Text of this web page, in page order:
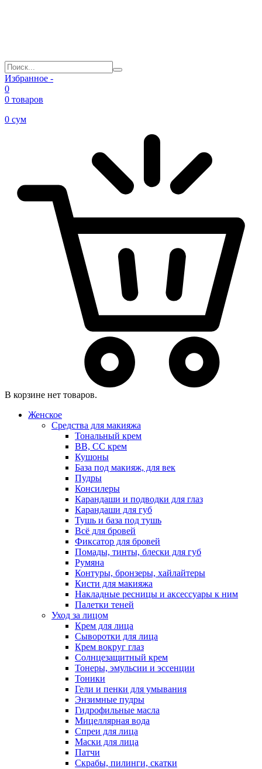
Избранное -
0
0 товаров
0 сум
В корзине нет товаров.
Женское
Средства для макияжа
Тональный крем
BB, CC крем
Кушоны
База под макияж, для век
Пудры
Консилеры
Карандаши и подводки для глаз
Карандаши для губ
Тушь и база под тушь
Всё для бровей
Фиксатор для бровей
Помады, тинты, блески для губ
Румяна
Контуры, бронзеры, хайлайтеры
Кисти для макияжа
Накладные ресницы и аксессуары к ним
Палетки теней
Уход за лицом
Крем для лица
Сыворотки для лица
Крем вокруг глаз
Солнцезащитный крем
Тонеры, эмульсии и эссенции
Тоники
Гели и пенки для умывания
Энзимные пудры
Гидрофильные масла
Мицеллярная вода
Спреи для лица
Маски для лица
Патчи
Скрабы, пилинги, скатки